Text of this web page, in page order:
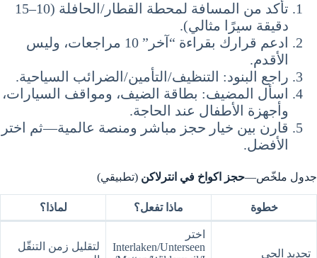
تأكد من المسافة لمحطة القطار/الحافلة (10–15
دقيقة سيرًا مثالي).
ادعم قرارك بقراءة “آخر” 10 مراجعات، وليس
الأقدم.
راجع البنود: التنظيف/التأمين/الضرائب السياحية.
اسأل المضيف: بطاقة الضيف، ومواقف السيارات،
وأجهزة الأطفال عند الحاجة.
قارن بين خيار حجز مباشر ومنصة عالمية—ثم اختر
الأفضل.
جدول ملخّص—حجز اكواخ في انترلاكن (تطبيقي)
خطوة ماذا تفعل؟ لماذا؟
تحديد الحي
اختر
Interlaken/Unterseen
لتقليل زمن التنقّل